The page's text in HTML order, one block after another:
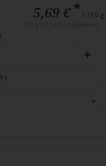
5,69 €* / 150 g
€